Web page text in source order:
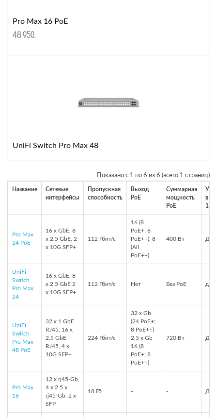
Pro Max 16 PoE
48 950.
UniFi Switch Pro Max 48
Показано с 1 по 6 из 6 (всего 1 страниц)
Название
Сетевые
интерфейсы
Пропускная
способность
Выход
PoE
Суммарная
мощность
PoE
в
19"
Pro Max
24 PoE
16 x GbE, 8
x 2.5 GbE, 2
x 10G SFP+
112 Гбит/с
16 (8
PoE+; 8
PoE++), 8
(All
PoE++)
400 Вт Да,
UniFi
Switch
Pro Max
24
16 x GbE, 8
x 2.5 GbE 2
x 10G SFP+
112 Гбит/с Нет Без PoE да,
UniFi
Switch
Pro Max
48 PoE
32 x 1 GbE
RJ45, 16 x
2.5 GbE
RJ45, 4 x
10G SFP+
224 Гбит/с
32 x Gb
(24 PoE+;
8 PoE++)
2.5 x Gb
16 (8
PoE+; 8
PoE++)
720 Вт Да
Pro Max
16
12 x rj45-Gb,
4 x 2.5 x
rj45-Gb, 2 x
SFP
18 Гб - - Да,